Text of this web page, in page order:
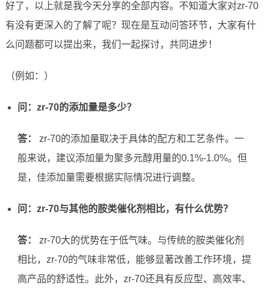
好了，以上就是我今天分享的全部内容。不知道大家对zr-70
有没有更深入的了解了呢？现在是互动问答环节，大家有什
么问题都可以提出来，我们一起探讨，共同进步！
（例如：）
问：zr-70的添加量是多少？
答：
zr-70的添加量取决于具体的配方和工艺条件。一
般来说，建议添加量为聚多元醇用量的0.1%-1.0%。但
是，佳添加量需要根据实际情况进行调整。
问：zr-70与其他的胺类催化剂相比，有什么优势？
答：
zr-70大的优势在于低气味。与传统的胺类催化剂
相比，zr-70的气味非常低，能够显著改善工作环境，提
高产品的舒适性。此外，zr-70还具有反应型、高效率、